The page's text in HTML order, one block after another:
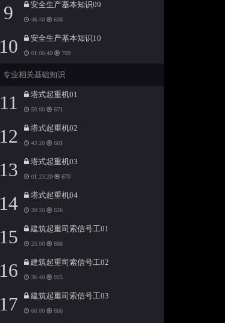
9 安全生产基本知识09
46:40 638
10 安全生产基本知识10
01:06:40 709
专业相关基础知识
11 塔式起重机01
50:00 671
12 塔式起重机02
43:20 681
13 塔式起重机03
01:23:20 670
14 塔式起重机04
38:20 636
15 建筑起重司索信号工01
25:00 888
16 建筑起重司索信号工02
36:40 925
17 建筑起重司索信号工03
60:00 806